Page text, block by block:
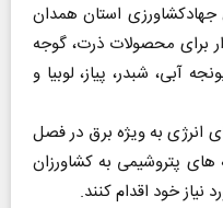
جهادکشاورزی استان همدان
برای محصولات ذرت، گوجه
آبی، شبدر، پیاز، لوبیا و
انرژی به ویژه برق در فصل
پتروشیمی به کشاورزان
نیاز خود اقدام کنند.